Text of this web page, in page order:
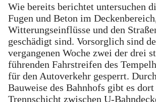
Wie bereits berichtet untersuchen
Fugen und Beton im
Witterungseinflüsse und den
geschädigt sind. Vorsorglich sind
vergangenen Woche zwei der drei
führenden Fahrstreifen des
für den Autoverkehr gesperrt.
Bauweise des Bahnhofs gibt es
Trennschicht zwischen U-